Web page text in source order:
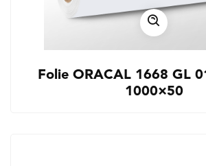
Folie ORACAL 1668 GL
1000×50